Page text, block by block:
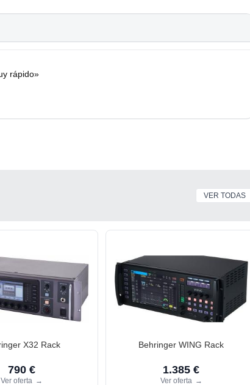
rápido»
VER TODAS
X32 Rack
790 €
Ver oferta →
Behringer WING Rack
1.385 €
Ver oferta →